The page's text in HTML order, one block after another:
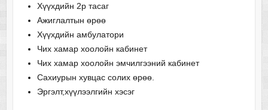
Хүүхдийн 2р тасаг
Ажиглалтын өрөө
Хүүхдийн амбулатори
Чих хамар хоолойн кабинет
Чих хамар хоолойн эмчилгээний кабинет
Сахиурын хувцас солих өрөө.
Эргэлт,хүүлээлгийн хэсэг